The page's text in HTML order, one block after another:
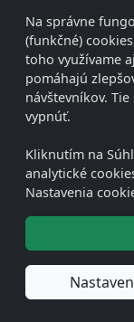
Na správne
(funkčné)
toho využívame
pomáhajú
návštevníkov.
vypnúť.
Kliknutím na
analytické
Nastavenia